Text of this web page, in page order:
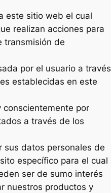
este sitio web el cual
realizan acciones para
transmisión de
por el usuario a través
establecidas en este
por
a través de los
sus datos personales de
específico para el cual
ser de sumo interés
nuestros productos y